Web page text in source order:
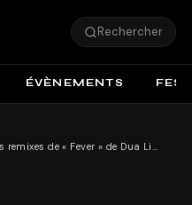
Rechercher
ÉVÈNEMENTS
Feder et Myd sortent leurs remixes de « Fever » de Dua Lipa !